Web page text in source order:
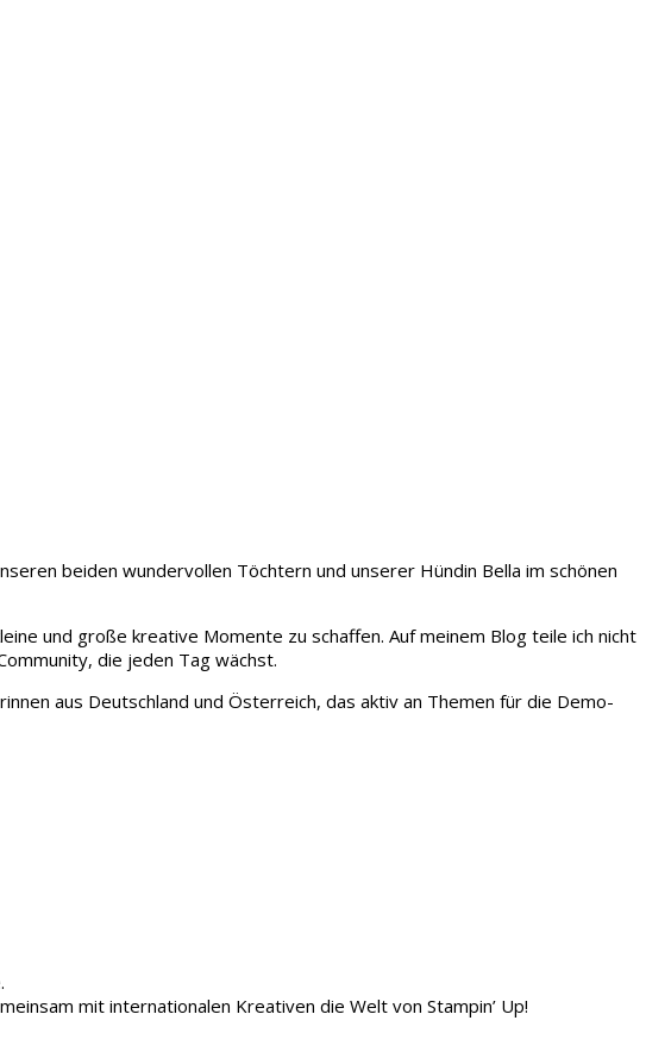
beiden wundervollen Töchtern und unserer Hündin Bella im schönen
und große kreative Momente zu schaffen. Auf meinem Blog teile ich nicht
die jeden Tag wächst.
aus Deutschland und Österreich, das aktiv an Themen für die Demo-
mit internationalen Kreativen die Welt von Stampin’ Up!